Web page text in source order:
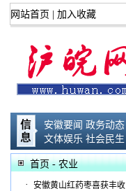
网站首页 加入收藏
安徽要闻 政务动态
文体娱乐 社会民生
首页- 农业
·
安徽黄山红药枣喜获丰收